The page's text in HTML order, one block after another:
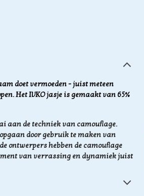
doet vermoeden - juist meteen
Het IVKO jasje is gemaakt van 65%
aan de techniek van camouflage.
doorgebruik te maken van
ontwerpers hebben de camouflage
van verrassing en dynamiek juist